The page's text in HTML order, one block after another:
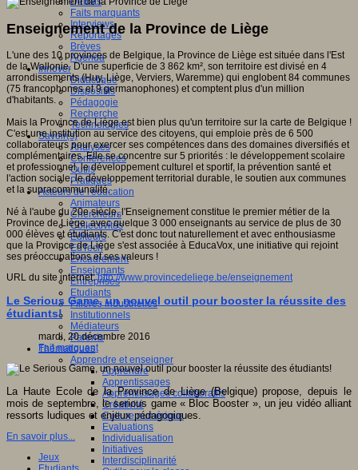
Faits marquants
Interviews
Reportages
Brèves
Agenda
Innover
Didactique
Dispositifs
Pédagogie
Recherche
Technologies
Savoir(s)
Analyses
Conférences
Outils
Pratiques
Acteurs de l'éducation
Animateurs
Chercheurs
Collectivités
Editeurs
EdTech
Encadrement
Enseignants
Entreprises
Etudiants
Filières industrielles
Institutionnels
Médiateurs
Parents
Thématiques
Apprendre et enseigner
Apprendre
Apprentissages
Apprentissages collaboratifs
Créativité
Culture numérique
Evaluations
Individualisation
Initiatives
Interdisciplinarité
Enseignement de la Province de Liège
L'une des 10 provinces de Belgique, la Province de Liège est située dans l'Est
de la Wallonie. D'une superficie de 3 862 km², son territoire est divisé en 4
arrondissements (Huy, Liège, Verviers, Waremme) qui englobent 84 communes
(75 francophones et 9 germanophones) et comptent plus d'un million
d'habitants.
Mais la Province de Liège est bien plus qu'un territoire sur la carte de Belgique !
C'est une institution au service des citoyens, qui emploie près de 6 500
collaborateurs pour exercer ses compétences dans des domaines diversifiés et
complémentaires. Elle se concentre sur 5 priorités : le développement scolaire
et professionnel, le développement culturel et sportif, la prévention santé et
l'action sociale, le développement territorial durable, le soutien aux communes
et la supracommunalité.
Né à l'aube du 20e siècle, l'Enseignement constitue le premier métier de la
Province de Liège, avec quelque 3 000 enseignants au service de plus de 30
000 élèves et étudiants. C'est donc tout naturellement et avec enthousiasme
que la Province de Liège s'est associée à EducaVox, une initiative qui rejoint
ses préoccupations et ses valeurs !
URL du site internet:http://www.provincedeliege.be/enseignement
Le Serious Game, un nouvel outil pour booster la réussite des
étudiants!
mardi, 20 décembre 2016
Fait marquant
La Haute Ecole de la Province de Liège (Belgique) propose, depuis le
mois de septembre, le serious game « Bloc Booster », un jeu vidéo alliant
ressorts ludiques et enjeux pédagogiques.
En savoir plus...
Jeux